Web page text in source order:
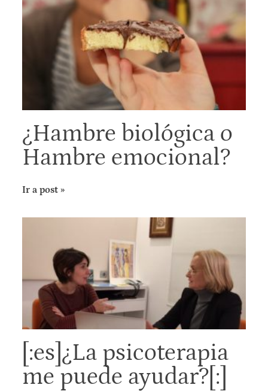
¿Hambre biológica o
Hambre emocional?
Ir a post »
[:es]¿La psicoterapia
me puede ayudar?[:]